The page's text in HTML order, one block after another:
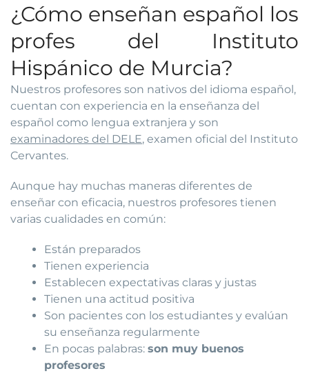
¿Cómo enseñan español los
profes del Instituto
Hispánico de Murcia?
Nuestros profesores son nativos del idioma español,
cuentan con experiencia en la enseñanza del
español como lengua extranjera y son
examinadores del DELE, examen oficial del Instituto
Cervantes.
Aunque hay muchas maneras diferentes de
enseñar con eficacia, nuestros profesores tienen
varias cualidades en común:
Están preparados
Tienen experiencia
Establecen expectativas claras y justas
Tienen una actitud positiva
Son pacientes con los estudiantes y evalúan
su enseñanza regularmente
En pocas palabras:son muy buenos
profesores